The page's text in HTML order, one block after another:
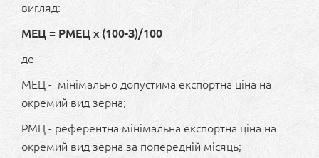
вигляд:
МEЦ = РМEЦ х (100-З)/100
де
МEЦ - мінімально допустима експортна ціна на
окремий вид зерна;
РМЦ - референтна мінімальна експортна ціна на
окремий вид зерна за попередній місяць;